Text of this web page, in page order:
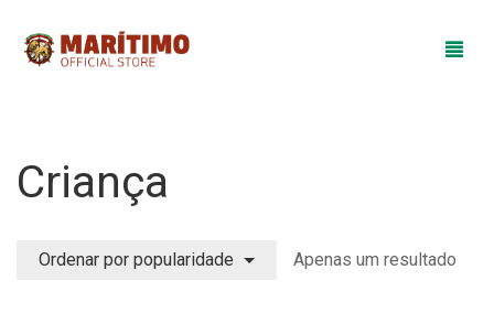
Equipamentos
Criança
Ordenar por popularidade Apenas um resultado